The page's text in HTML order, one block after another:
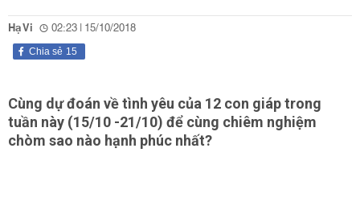
Hạ Vi 02:23 | 15/10/2018
15
Chia sẻ
Cùng dự đoán về tình yêu của 12 con giáp trong
tuần này (15/10 -21/10) để cùng chiêm nghiệm
chòm sao nào hạnh phúc nhất?